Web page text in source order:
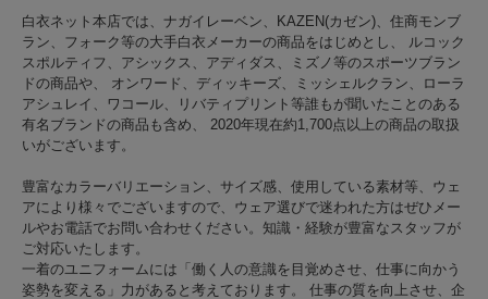
白衣ネット本店では、ナガイレーベン、KAZEN(カゼン)、住商モンブ
ラン、フォーク等の大手白衣メーカーの商品をはじめとし、 ルコック
スポルティフ、アシックス、アディダス、ミズノ等のスポーツブラン
ドの商品や、 オンワード、ディッキーズ、ミッシェルクラン、ローラ
アシュレイ、ワコール、リバティプリント等誰もが聞いたことのある
有名ブランドの商品も含め、 2020年現在約1,700点以上の商品の取扱
いがございます。
豊富なカラーバリエーション、サイズ感、使用している素材等、ウェ
アにより様々でございますので、ウェア選びで迷われた方はぜひメー
ルやお電話でお問い合わせください。知識・経験が豊富なスタッフが
ご対応いたします。
一着のユニフォームには「働く人の意識を目覚めさせ、仕事に向かう
姿勢を変える」力があると考えております。 仕事の質を向上させ、企